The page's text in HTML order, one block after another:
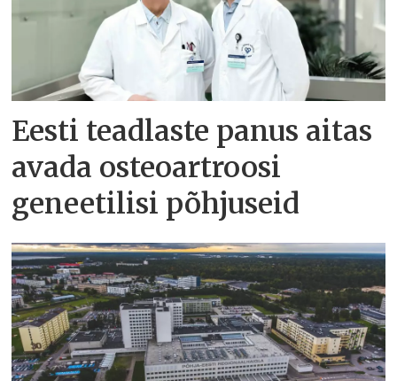
Eesti teadlaste panus aitas
avada osteoartroosi
geneetilisi põhjuseid